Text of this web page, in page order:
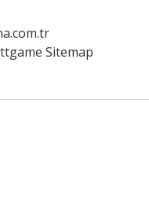
Sitemap